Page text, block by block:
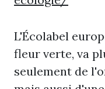
L'Écolabel
fleur verte, va
seulement de